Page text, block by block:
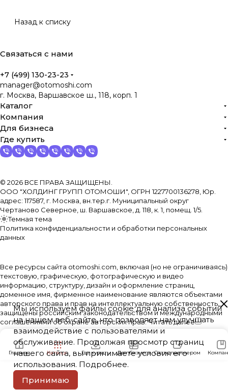
Назад к списку
Связаться с нами
+7 (499) 130-23-23
manager@otomoshi.com
г. Москва, Варшавское ш., 118, корп. 1
Каталог
Компания
Для бизнеса
Где купить
© 2026 ВСЕ ПРАВА ЗАЩИЩЕНЫ.
ООО "ХОЛДИНГ ГРУПП ОТОМОШИ", ОГРН 1227700136278, Юр.
адрес: 117587, г. Москва, вн.тер.г. Муниципальный округ
Чертаново Северное, ш. Варшавское, д. 118, к. 1, помещ. 1/5.
Темная тема
Политика конфиденциальности и обработки персональных
данных
Все ресурсы сайта otomoshi.com, включая (но не ограничиваясь)
текстовую, графическую, фотографическую и видео
информацию, структуру, дизайн и оформление страниц,
доменное имя, фирменное наименование являются объектами
авторского права и прав на интеллектуальную собственность,
защищены российским законодательством и международными
соглашениями об охране авторских прав.Читать далее
Главная Каталог Где купить Для бизнеса Стать партнером
Мы используем файлы cookie для анализа событий
на нашем веб-сайте, что позволяет нам улучшать
взаимодействие с пользователями и
обслуживание. Продолжая просмотр страниц
нашего сайта, вы принимаете условия его
использования. Подробнее.
Принимаю